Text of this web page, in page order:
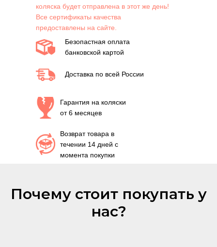
коляска будет отправлена в этот же день!
Все сертификаты качества
предоставлены на сайте.
Возврат товара в
течении 14 дней с
момента покупки
Гарантия на коляски
от 6 месяцев
Безопастная оплата
банковской картой
Доставка по всей России
Почему стоит покупать у
нас?